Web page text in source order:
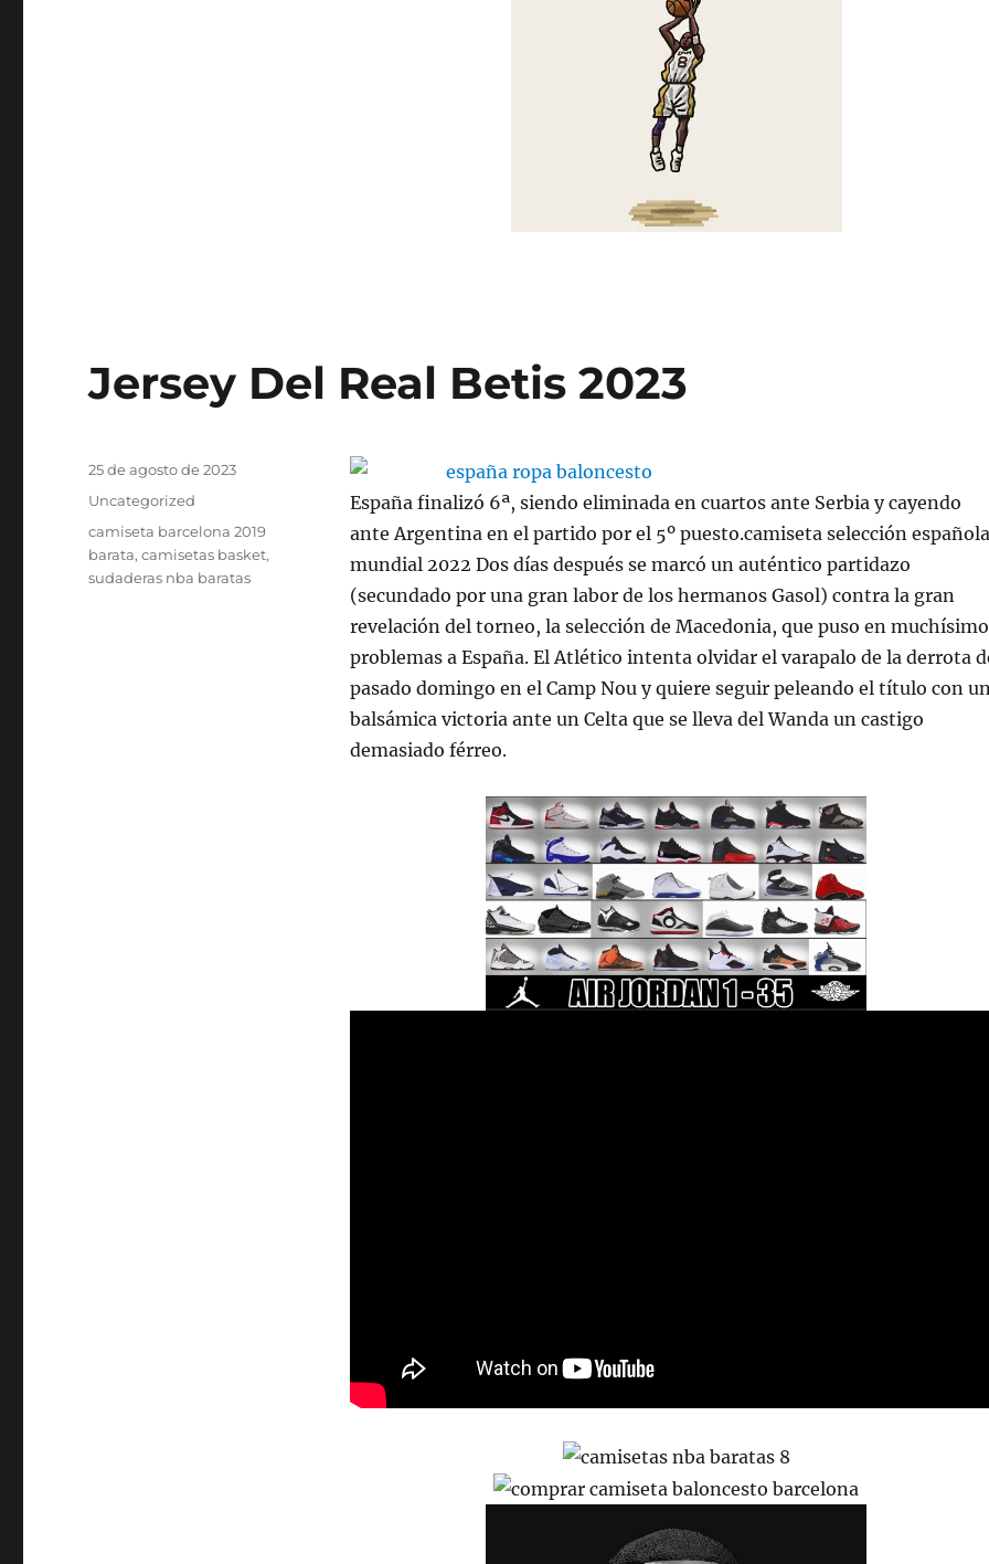
Jersey Del Real Betis 2023
España finalizó 6ª, siendo eliminada en cuartos ante Serbia y cayendo
ante Argentina en el partido por el 5º puesto.camiseta selección española
mundial 2022 Dos días después se marcó un auténtico partidazo
(secundado por una gran labor de los hermanos Gasol) contra la gran
revelación del torneo, la selección de Macedonia, que puso en
problemas a España. El Atlético intenta olvidar el varapalo de la derrota
pasado domingo en el Camp Nou y quiere seguir peleando el título con
balsámica victoria ante un Celta que se lleva del Wanda un castigo
demasiado férreo.
Publicado
el
25 de agosto de 2023
Categorías
Uncategorized
Etiquetas
camiseta barcelona 2019
barata,camisetas basket,
sudaderas nba baratas